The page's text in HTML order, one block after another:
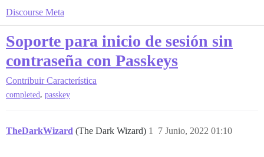
Discourse Meta
Soporte para inicio de sesión sin
contraseña con Passkeys
Contribuir Característica
completed, passkey
TheDarkWizard (The Dark Wizard) 7 Junio, 2022 01:10
1